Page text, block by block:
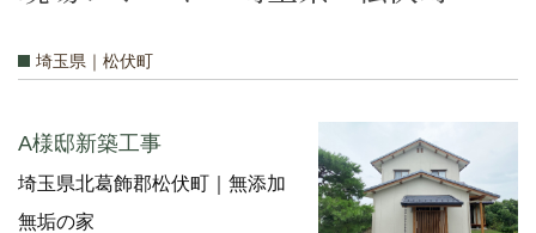
埼玉県｜松伏町
A様邸新築工事
埼玉県北葛飾郡松伏町｜無添加
無垢の家